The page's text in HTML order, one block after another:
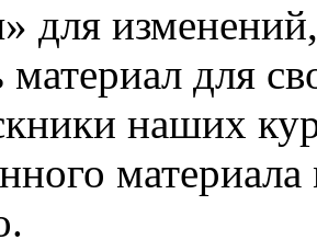
для
материал для
наших